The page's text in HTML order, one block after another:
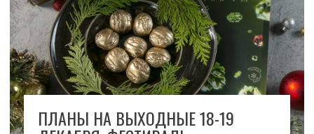
ПЛАНЫ НА ВЫХОДНЫЕ 18-19